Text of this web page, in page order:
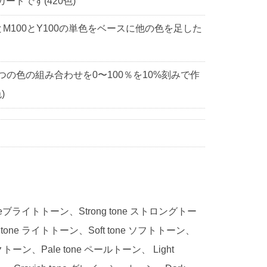
とY100の単色をベースに他の色を足した
の色の組み合わせを0〜100％を10%刻みで作
)
ライトトーン、Strong tone ストロングトー
ライトトーン、Soft tone ソフトトーン、
ーン、Pale tone ペールトーン、 Light